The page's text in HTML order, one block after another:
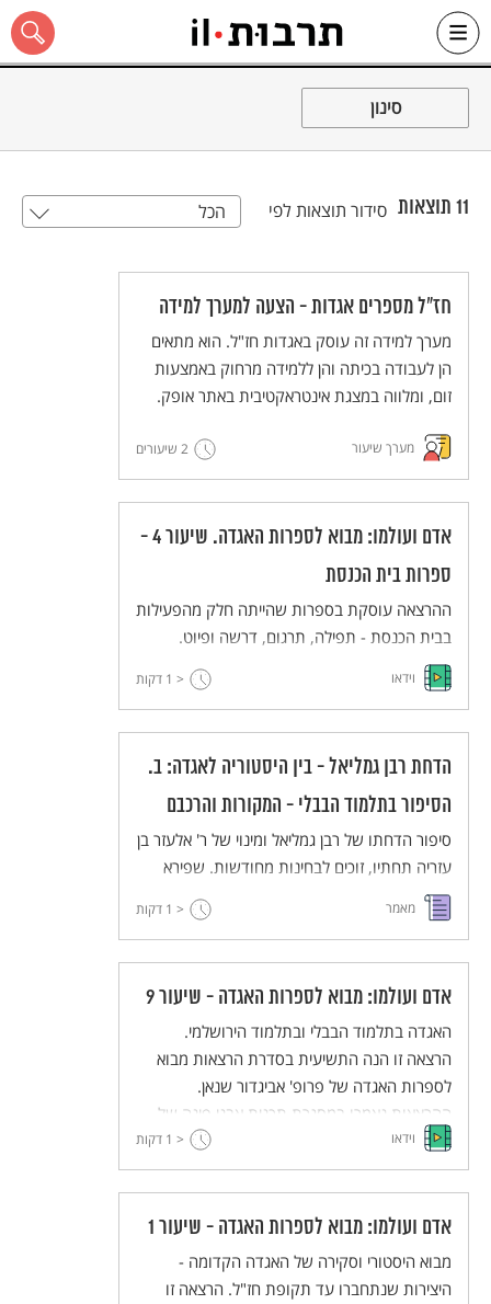
Skip
כל האתר
סינון
11 תוצאות סידור תוצאות לפי הכל
חז"ל מספרים אגדות - הצעה למערך למידה
מערך למידה זה עוסק באגדות חז"ל. הוא מתאים
הן לעבודה בכיתה והן ללמידה מרחוק באמצעות
זום, ומלווה במצגת אינטראקטיבית באתר אופק.
מערך שיעור 2 שיעורים
אדם ועולמו: מבוא לספרות האגדה. שיעור 4 -
ספרות בית הכנסת
ההרצאה עוסקת בספרות שהייתה חלק מהפעילות
בבית הכנסת - תפילה, תרגום, דרשה ופיוט.
הרצאה זו הנה הרביעית בסדרת הרצאות מבוא
לספרות האגדה של פרופ' אביגדור שנאן.
וידאו < 1 דקות
הדחת רבן גמליאל - בין היסטוריה לאגדה: ב.
הסיפור בתלמוד הבבלי - המקורות והרכבם
סיפור הדחתו של רבן גמליאל ומינוי של ר' אלעזר בן
עזריה תחתיו, זוכים לבחינות מחודשות. שפירא
משווה בין מקבילותיו של הסיפור בתלמוד הבבלי
והתלמוד הירושלמי, ומנתח את מקורותיהם.
לעולם הישיבות ולמתחים פוליטיים וחינוכיים בא"י
ובבל במאות השלישית והרביעית לספירה.
מאמר < 1 דקות
אדם ועולמו: מבוא לספרות האגדה - שיעור 9
האגדה בתלמוד הבבלי ובתלמוד הירושלמי.
הרצאה זו הנה התשיעית בסדרת הרצאות מבוא
לספרות האגדה של פרופ' אביגדור שנאן.
ההרצאות נאמרו במסגרת תכנית אבני פינה של
האוניברסיטה העברית.
וידאו < 1 דקות
אדם ועולמו: מבוא לספרות האגדה - שיעור 1
מבוא היסטורי וסקירה של האגדה הקדומה -
היצירות שנתחברו עד תקופת חז"ל. הרצאה זו